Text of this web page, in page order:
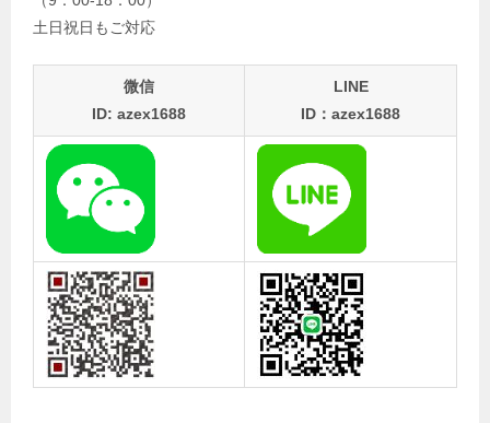
土日祝日もご対応
微信
ID: azex1688
LINE
ID：azex1688